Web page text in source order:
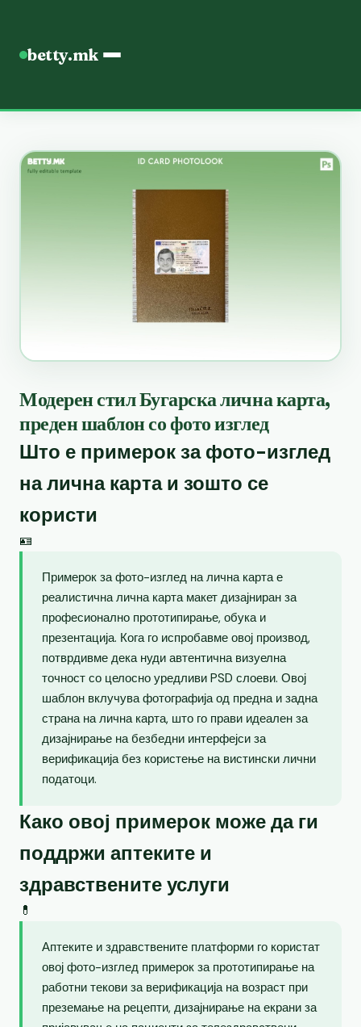
betty.mk
Модерен стил Бугарска лична карта,
преден шаблон со фото изглед
Што е примерок за фото-изглед
на лична карта и зошто се
користи
🪪
Примерок за фото-изглед на лична карта е
реалистична лична карта макет дизајниран за
професионално прототипирање, обука и
презентација. Кога го испробавме овој производ,
потврдивме дека нуди автентична визуелна
точност со целосно уредливи PSD слоеви. Овој
шаблон вклучува фотографија од предна и задна
страна на лична карта, што го прави идеален за
дизајнирање на безбедни интерфејси за
верификација без користење на вистински лични
податоци.
Како овој примерок може да ги
поддржи аптеките и
здравствените услуги
💊
Аптеките и здравствените платформи го користат
овој фото-изглед примерок за прототипирање на
работни текови за верификација на возраст при
преземање на рецепти, дизајнирање на екрани за